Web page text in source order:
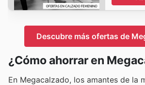
Descubre más ofertas de
¿Cómo ahorrar en
En Megacalzado, los amantes de la